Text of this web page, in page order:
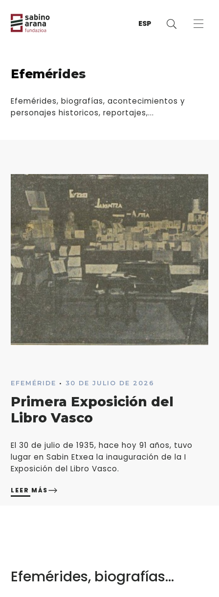
ESP
Efemérides
Efemérides, biografías, acontecimientos y
personajes historicos, reportajes,...
EFEMÉRIDE • 30 DE JULIO DE 2026
Primera Exposición del
Libro Vasco
El 30 de julio de 1935, hace hoy 91 años, tuvo
lugar en Sabin Etxea la inauguración de la I
Exposición del Libro Vasco.
LEER MÁS
Efemérides, biografías...